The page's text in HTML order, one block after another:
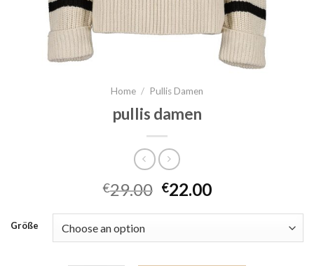
Home / Pullis Damen
pullis damen
€29.00 €22.00
Größe